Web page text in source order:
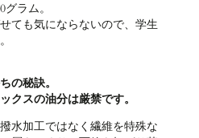
ラム。
ても気にならないので、学生
の秘訣。
クスの油分は厳禁です。
水加工ではなく繊維を特殊な